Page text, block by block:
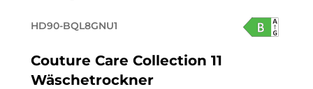
HD90-BQL8GNU1
Couture Care Collection 11
Wäschetrockner